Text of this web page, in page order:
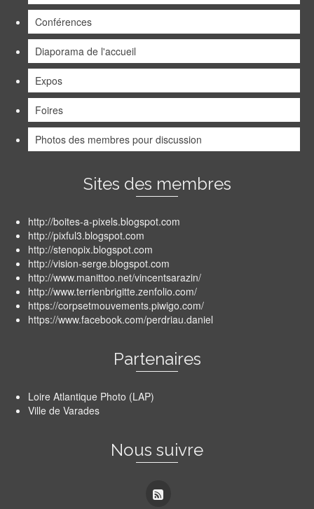
Conférences
Diaporama de l'accueil
Expos
Foires
Photos des membres pour discussion
Sites des membres
http://boites-a-pixels.blogspot.com
http://pixful3.blogspot.com
http://stenopix.blogspot.com
http://vision-serge.blogspot.com
http://www.manittoo.net/vincentsarazin/
http://www.terrienbrigitte.zenfolio.com/
https://corpsetmouvements.piwigo.com/
https://www.facebook.com/perdriau.daniel
Partenaires
Loire Atlantique Photo (LAP)
Ville de Varades
Nous suivre